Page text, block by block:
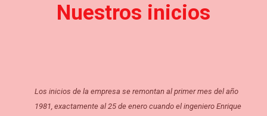
Nuestros inicios
Los inicios de la empresa se remontan al primer mes del año
1981, exactamente al 25 de enero cuando el ingeniero Enrique